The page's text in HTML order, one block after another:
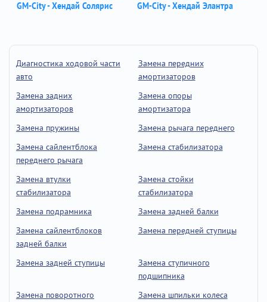
GM-City - Хендай Солярис
GM-City - Хендай Элантра
Диагностика ходовой части
авто
Замена передних
амортизаторов
Замена задних
амортизаторов
Замена опоры
амортизатора
Замена пружины
Замена рычага переднего
Замена сайлентблока
переднего рычага
Замена стабилизатора
Замена втулки
стабилизатора
Замена стойки
стабилизатора
Замена подрамника
Замена задней балки
Замена сайлентблоков
задней балки
Замена передней ступицы
Замена задней ступицы
Замена ступичного
подшипника
Замена поворотного
Замена шпильки колеса